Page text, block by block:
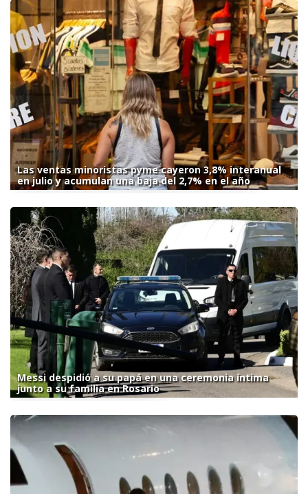
Las ventas minoristas pyme cayeron 3,8% interanual
en julio y acumulan una baja del 2,7% en el año
Messi despidió a su papá en una ceremonia íntima
junto a su familia en Rosario